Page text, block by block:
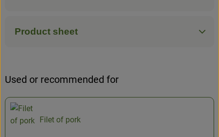
Product sheet
Used or recommended for
Filet of pork